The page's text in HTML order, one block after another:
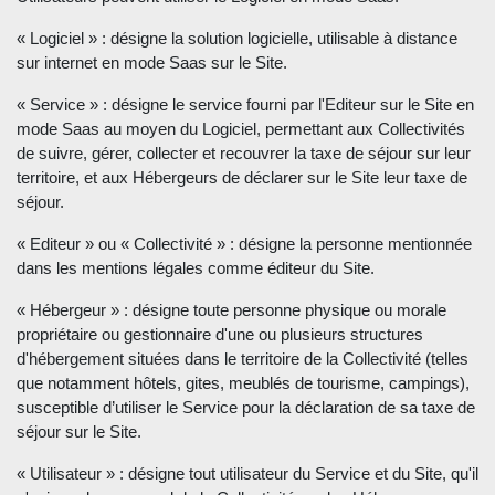
« Logiciel » : désigne la solution logicielle, utilisable à distance
sur internet en mode Saas sur le Site.
« Service » : désigne le service fourni par l'Editeur sur le Site en
mode Saas au moyen du Logiciel, permettant aux Collectivités
de suivre, gérer, collecter et recouvrer la taxe de séjour sur leur
territoire, et aux Hébergeurs de déclarer sur le Site leur taxe de
séjour.
« Editeur » ou « Collectivité » : désigne la personne mentionnée
dans les mentions légales comme éditeur du Site.
« Hébergeur » : désigne toute personne physique ou morale
propriétaire ou gestionnaire d'une ou plusieurs structures
d'hébergement situées dans le territoire de la Collectivité (telles
que notamment hôtels, gites, meublés de tourisme, campings),
susceptible d’utiliser le Service pour la déclaration de sa taxe de
séjour sur le Site.
« Utilisateur » : désigne tout utilisateur du Service et du Site, qu'il